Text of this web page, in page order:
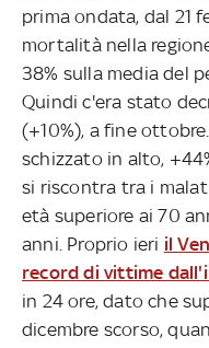
prima ondata, dal 21
mortalità nella
38% sulla media del
Quindi c'era stato
(+10%), a fine
schizzato in alto,
si riscontra tra i
età superiore ai 70
anni. Proprio ieri il
record di vittime
in 24 ore, dato che
dicembre scorso,